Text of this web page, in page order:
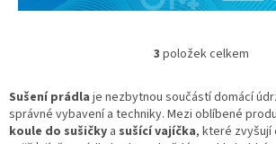
O
l
á
d
3 položek celkem
Sušení prádla je nezbytnou součástí domácí
správné vybavení a techniky. Mezi oblíbené
koule do sušičky a sušící vajíčka, které zvyšují